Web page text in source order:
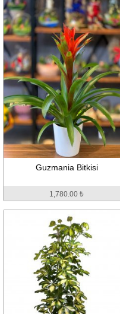
Guzmania Bitkisi
1,780.00 ₺